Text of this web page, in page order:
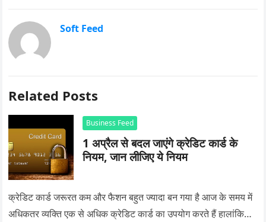
Soft Feed
Related Posts
Business Feed
1 अप्रैल से बदल जाएंगे क्रेडिट कार्ड के
नियम, जान लीजिए ये नियम
क्रेडिट कार्ड जरूरत कम और फैशन बहुत ज्यादा बन गया है आज के समय में
अधिकतर व्यक्ति एक से अधिक क्रेडिट कार्ड का उपयोग करते हैं हालांकि…